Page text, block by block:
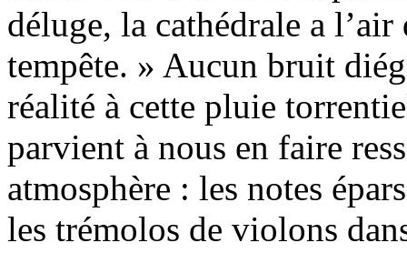
déluge, la cathédrale a
tempête. » Aucun bruit
réalité à cette pluie
parvient à nous en faire
atmosphère : les notes
les trémolos de violons